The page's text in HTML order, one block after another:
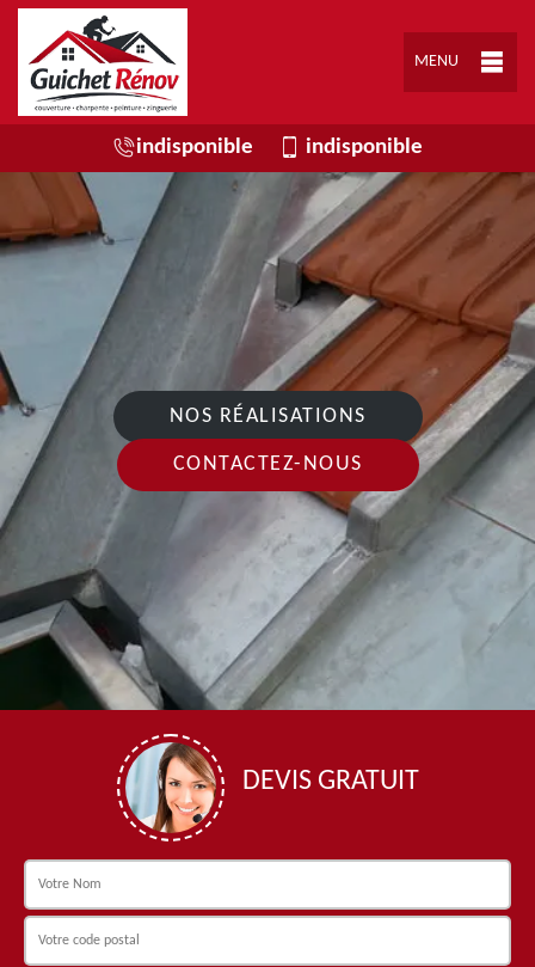
MENU
indisponible indisponible
NOS RÉALISATIONS
CONTACTEZ-NOUS
DEVIS GRATUIT